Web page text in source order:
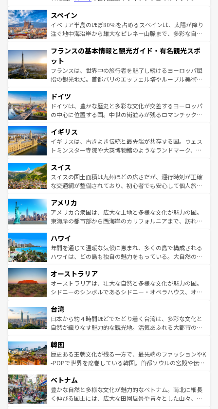
ろん、トスカーナの美しい田園風景やアマルフィ海岸の絶
景など、自然景観も見逃せない。観光の合間には、本場の
ピザやパスタなど、絶品のイタリア料理を堪能することも
ませてくれるイタリアで、忘れられない旅をしてみよう！
なお、新着のイタリア情報は
しい。
スペイン
イベリア半島のほぼ80％を占めるスペインは、太陽が降り
注ぐ地中海沿岸から雄大なピレネー山脈まで、多彩な自然
文化が根付くこの国では、情熱的なフラメンコ、熱気あふ
れる闘牛、そして美味しいタパスが生活の一部となってい
る。首都マドリードの洗練された雰囲気や、バルセロナの
アートに溢れた街角から、地方では古代ローマ遺跡や中世
せる。地方によって風土や気候が異なるスペインはその個
性で訪れる人を魅了する。 なお、新着のスペイン情報は コ
ンテンツ一覧を参照してほしい。
フランスの基本情報と観光ガイド・有名観光スポ
ット
フランスは、世界中の旅行者を魅了し続けるヨーロッパ屈
指の観光地だ。首都パリのエッフェル塔やルーブル美術館
で、幅広い魅力が詰まっている。華麗な宮殿、歴史的な大
聖堂、美しいビーチ、そして豊かな自然が、訪れる者を心
から魅了する。また、フランスは美食の国としても知ら
いる。シャンパンの発祥地であるランス、プロヴァンスの
香り高いラベンダー畑など、多彩な楽しみ方が可能だ。さ
らに、パリ以外の地域にも魅力が溢れており、どの街角に
れる地方に足を運ぶとそれぞれで全く異なる文化を体験で
きるだろう。 なお、新着のフランス情報はコンテンツ一覧
を参照してほしい。
ドイツ
ドイツは、豊かな歴史と多彩な文化が交差するヨーロッパ
の中心に位置する国。中世の街並みが残るロマンチック街
顔を持つこの国は、どこを歩いても飽きることがない。ベ
ルリンの文化的活気、バイエルン州のアルプスの絶景、そ
してライン川沿いのワイン畑といった風景は必見。ビール
は、お酒好きな人にはぜひ体験してほしい。 なお、新着の
ドイツ情報はコンテンツ一覧を参照してほしい。
イギリス
イギリスは、古きよき伝統と最先端が共存する国。ウェス
トミンスター寺院や大英博物館のようなランドマーク、歴
リアごとに異なる魅力がある。また、優雅なアフタヌーン
ティー、ビール好きにはたまらない英国パブ、サッカー観
戦など、本場だからこそできる体験も豊富。イギリスを旅
ンツ一覧を参照してほしい。
スイス
スイスの国土面積は九州ほどの広さだが、運行時刻が正確
な交通網が整備されており、初心者でも安心して個人旅行
の建物がそのまま残る町や、スイスならではのユニークな
博物館もあり、アルプス観光だけでなく町歩きも満喫する
ことができる。国民の所得が高いため物価も高いが、旅行
ば市内交通費無料で観光を楽しむこともできる。 なお、新
着のスイス情報はコンテンツ一覧 を参照してほしい。
アメリカ
アメリカ合衆国は、広大な土地と多様な文化が魅力の国。
東海岸の都市部から西海岸のカリフォルニアまで、訪れる
のような巨大都市は、観光、ショッピング、エンターテイ
ンメントが詰まった刺激的なスポットだ。一方、アメリカ
西部には大自然が広がり、グランドキャニオンやイエロー
部のニューオーリンズでは、音楽と美食が融合した独特の
文化が魅力。旅行者はアメリカの各地域で異なる魅力を楽
しみながら、その多様性と豊かな歴史を感じることができ
ならではの贅沢な旅のスタイルだ。 なお、新着のアメリカ
情報はコンテンツ一覧を参照してほしい。
ハワイ
年間を通じて温暖な気候に恵まれ、多くの島で構成される
ハワイは、どの島も独自の魅力をもっている。大自然の神
ワイ島は見逃せない。また、定番の観光地といえばオアフ
島だが、静かな自然を求めるならマウイ島やカウアイ島が
おすすめ。エメラルドグリーンに輝く海をはじめ、豊かな
れるおもてなしの心で訪れる人々を迎えてくれるハワイの
人々、おいしいローカルフードやハワイアンミュージッ
ク、伝統的なフラダンスなど、すべてがハワイの魅力を彩
ワイを、存分に味わってほしい。 なお、新着のハワイ情報
はコンテンツ一覧を参照してほしい。
オーストラリア
オーストラリアは、壮大な自然と多様な文化が魅力の国。
シドニーのシンボルであるシドニー・オペラハウス、オー
リアリーフや大陸中央部にそびえるウルル（エアーズロッ
ク）、タスマニアの美しい原生林やケアンズの熱帯雨林な
ど、見どころがたくさん。また、カフェやワイン、オージ
いる。アクティビティも充実しており、サーフィンやダイ
ビング、ハイキングなど、アウトドア好きにはたまらな
い。オーストラリアの多彩な魅力を存分に味わいつくそ
参照してほしい。
台湾
日本から約４時間ほどでたどり着く台湾は、多彩な文化と
自然が織りなす魅力的な観光地。活気あふれる大都市の台
ン）、静ひつな山岳地帯である台湾東部など、都市の喧騒
と山間の静けさが共存しており、訪れる人に新しい発見と
驚きをもたらしてくれる。また、奥深い台湾の食文化も魅
容にもいいと評判のスイーツなど、バラエティ豊かな料理
が味わえる。 なお、新着の台湾情報は コンテンツ一覧を参
照してほしい。
韓国
歴史ある王朝文化が残る一方で、最先端のファッションやK
-POPで世界を席巻している韓国。首都ソウルの宮殿や伝統
き、地方に足を延ばせば四季折々の自然美を楽しむことが
できる。そして、キムチや焼肉、絶品のストリートフード
まで、さまざまな韓国料理が待っている。夜には、韓国な
ベトナム
豊かな自然と多様な文化が魅力的なベトナム。南北に細長
く伸びる国土には、広大な田園風景や青々とした山々、世